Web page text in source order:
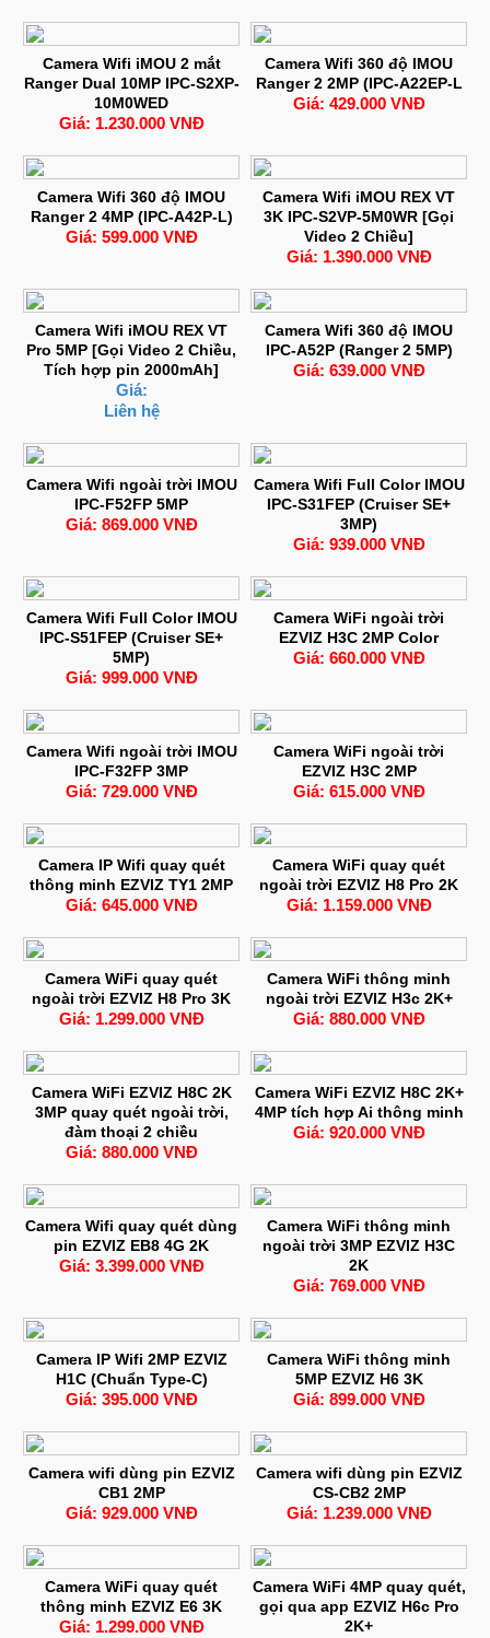
Camera Wifi iMOU 2 mắt
Ranger Dual 10MP IPC-S2XP-
10M0WED
Giá: 1.230.000 VNĐ
Camera Wifi 360 độ IMOU
Ranger 2 2MP (IPC-A22EP-L
Giá: 429.000 VNĐ
Camera Wifi 360 độ IMOU
Ranger 2 4MP (IPC-A42P-L)
Giá: 599.000 VNĐ
Camera Wifi iMOU REX VT
3K IPC-S2VP-5M0WR [Gọi
Video 2 Chiều]
Giá: 1.390.000 VNĐ
Camera Wifi iMOU REX VT
Pro 5MP [Gọi Video 2 Chiều,
Tích hợp pin 2000mAh]
Giá:
Liên hệ
Camera Wifi 360 độ IMOU
IPC-A52P (Ranger 2 5MP)
Giá: 639.000 VNĐ
Camera Wifi ngoài trời IMOU
IPC-F52FP 5MP
Giá: 869.000 VNĐ
Camera Wifi Full Color IMOU
IPC-S31FEP (Cruiser SE+
3MP)
Giá: 939.000 VNĐ
Camera Wifi Full Color IMOU
IPC-S51FEP (Cruiser SE+
5MP)
Giá: 999.000 VNĐ
Camera WiFi ngoài trời
EZVIZ H3C 2MP Color
Giá: 660.000 VNĐ
Camera Wifi ngoài trời IMOU
IPC-F32FP 3MP
Giá: 729.000 VNĐ
Camera WiFi ngoài trời
EZVIZ H3C 2MP
Giá: 615.000 VNĐ
Camera IP Wifi quay quét
thông minh EZVIZ TY1 2MP
Giá: 645.000 VNĐ
Camera WiFi quay quét
ngoài trời EZVIZ H8 Pro 2K
Giá: 1.159.000 VNĐ
Camera WiFi quay quét
ngoài trời EZVIZ H8 Pro 3K
Giá: 1.299.000 VNĐ
Camera WiFi thông minh
ngoài trời EZVIZ H3c 2K+
Giá: 880.000 VNĐ
Camera WiFi EZVIZ H8C 2K
3MP quay quét ngoài trời,
đàm thoại 2 chiều
Giá: 880.000 VNĐ
Camera WiFi EZVIZ H8C 2K+
4MP tích hợp Ai thông minh
Giá: 920.000 VNĐ
Camera Wifi quay quét dùng
pin EZVIZ EB8 4G 2K
Giá: 3.399.000 VNĐ
Camera WiFi thông minh
ngoài trời 3MP EZVIZ H3C
2K
Giá: 769.000 VNĐ
Camera IP Wifi 2MP EZVIZ
H1C (Chuẩn Type-C)
Giá: 395.000 VNĐ
Camera WiFi thông minh
5MP EZVIZ H6 3K
Giá: 899.000 VNĐ
Camera wifi dùng pin EZVIZ
CB1 2MP
Giá: 929.000 VNĐ
Camera wifi dùng pin EZVIZ
CS-CB2 2MP
Giá: 1.239.000 VNĐ
Camera WiFi quay quét
thông minh EZVIZ E6 3K
Giá: 1.299.000 VNĐ
Camera WiFi 4MP quay quét,
gọi qua app EZVIZ H6c Pro
2K+